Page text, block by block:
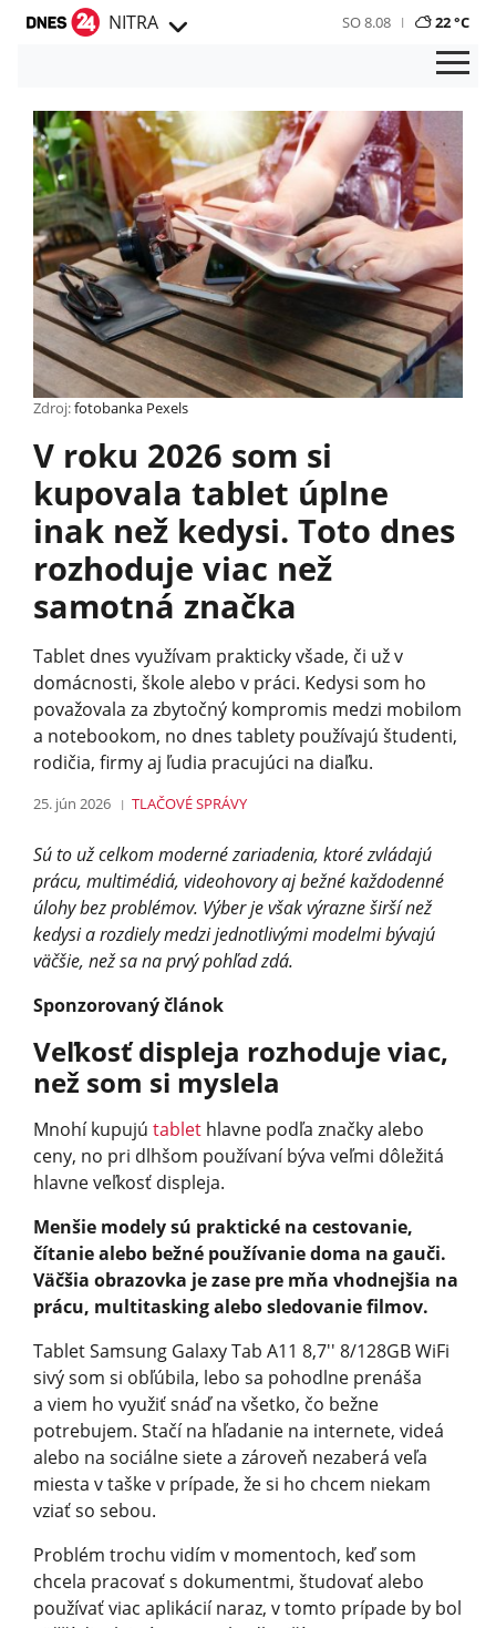
NITRA SO 8.08 22 °C
Zdroj:fotobanka Pexels
V roku 2026 som si
kupovala tablet úplne
inak než kedysi. Toto dnes
rozhoduje viac než
samotná značka
Tablet dnes využívam prakticky všade, či už v
domácnosti, škole alebo v práci. Kedysi som ho
považovala za zbytočný kompromis medzi mobilom
a notebookom, no dnes tablety používajú študenti,
rodičia, firmy aj ľudia pracujúci na diaľku.
25. jún 2026 TLAČOVÉ SPRÁVY
Sú to už celkom moderné zariadenia, ktoré zvládajú
prácu, multimédiá, videohovory aj bežné každodenné
úlohy bez problémov. Výber je však výrazne širší než
kedysi a rozdiely medzi jednotlivými modelmi bývajú
väčšie, než sa na prvý pohľad zdá.
Sponzorovaný článok
Veľkosť displeja rozhoduje viac,
než som si myslela
Mnohí kupujú tablet hlavne podľa značky alebo
ceny, no pri dlhšom používaní býva veľmi dôležitá
hlavne veľkosť displeja.
Menšie modely sú praktické na cestovanie,
čítanie alebo bežné používanie doma na gauči.
Väčšia obrazovka je zase pre mňa vhodnejšia na
prácu, multitasking alebo sledovanie filmov.
Tablet Samsung Galaxy Tab A11 8,7'' 8/128GB WiFi
sivý som si obľúbila, lebo sa pohodlne prenáša
a viem ho využiť snáď na všetko, čo bežne
potrebujem. Stačí na hľadanie na internete, videá
alebo na sociálne siete a zároveň nezaberá veľa
miesta v taške v prípade, že si ho chcem niekam
vziať so sebou.
Problém trochu vidím v momentoch, keď som
chcela pracovať s dokumentmi, študovať alebo
používať viac aplikácií naraz, v tomto prípade by bol